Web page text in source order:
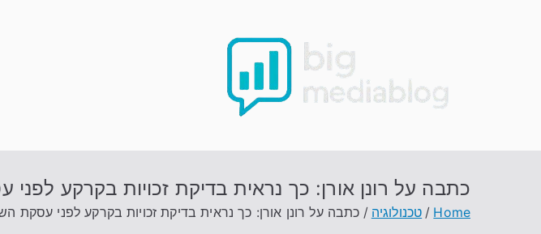
כתבה על רונן אורן: כך נראית בדיקת זכויות בקרקע
Home טכנולוגיה כתבה על רונן אורן: כך נראית בדיקת זכויות בקרקע לפני עסקת